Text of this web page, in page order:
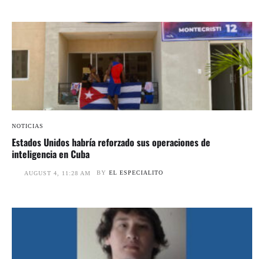
NOTICIAS
Estados Unidos habría reforzado sus operaciones de
inteligencia en Cuba
AUGUST 4, 11:28 AM BY EL ESPECIALITO